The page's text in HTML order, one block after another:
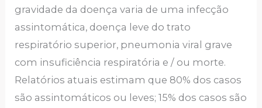
gravidade da doença varia de uma infecção
assintomática, doença leve do trato
respiratório superior, pneumonia viral grave
com insuficiência respiratória e / ou morte.
Relatórios atuais estimam que 80% dos casos
são assintomáticos ou leves; 15% dos casos são